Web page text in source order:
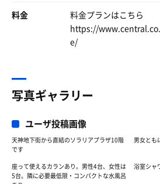
料金
料金プランはこちら
https://
e/
写真ギャラリー
ユーザ投稿画像
天神地下街から直結のソラリアプラザ10階
です
男女とも
座って使えるカランあり。男性4台、女性は
5台。隣に必要最低限・コンパクトな水風呂
浴室シャ